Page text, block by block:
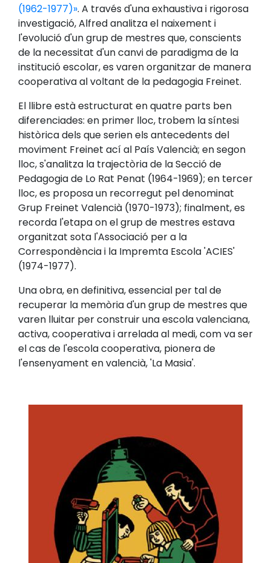
(1962-1977)». A través d'una exhaustiva i rigorosa
investigació, Alfred analitza el naixement i
l'evolució d'un grup de mestres que, conscients
de la necessitat d'un canvi de paradigma de la
institució escolar, es varen organitzar de manera
cooperativa al voltant de la pedagogia Freinet.
El llibre està estructurat en quatre parts ben
diferenciades: en primer lloc, trobem la síntesi
històrica dels que serien els antecedents del
moviment Freinet ací al País Valencià; en segon
lloc, s'analitza la trajectòria de la Secció de
Pedagogia de Lo Rat Penat (1964-1969); en tercer
lloc, es proposa un recorregut pel denominat
Grup Freinet Valencià (1970-1973); finalment, es
recorda l'etapa on el grup de mestres estava
organitzat sota l'Associació per a la
Correspondència i la Impremta Escola 'ACIES'
(1974-1977).
Una obra, en definitiva, essencial per tal de
recuperar la memòria d'un grup de mestres que
varen lluitar per construir una escola valenciana,
activa, cooperativa i arrelada al medi, com va ser
el cas de l'escola cooperativa, pionera de
l'ensenyament en valencià, 'La Masia'.